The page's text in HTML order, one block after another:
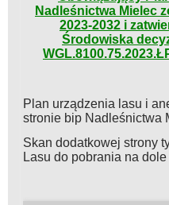
Nadleśnictwa Mielec
2023-2032 i
Środowiska
Plan urządzenia lasu i
stronie bip Nadleśnictwa
Skan dodatkowej strony
Lasu do pobrania na dole